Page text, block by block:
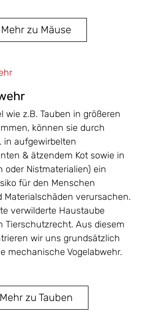
Mehr zu Mäuse
wie z.B. Tauben in größeren
können sie durch
in aufgewirbelten
& ätzendem Kot sowie in
oder Nistmaterialien) ein
für den Menschen
Materialschäden verursachen.
verwilderte Haustaube
Tierschutzrecht. Aus diesem
wir uns grundsätzlich
mechanische Vogelabwehr.
Mehr zu Tauben